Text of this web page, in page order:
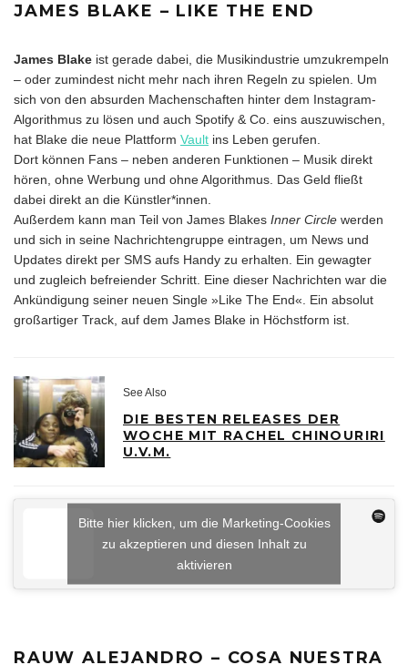
JAMES BLAKE – LIKE THE END
James Blake ist gerade dabei, die Musikindustrie umzukrempeln
– oder zumindest nicht mehr nach ihren Regeln zu spielen. Um
sich von den absurden Machenschaften hinter dem Instagram-
Algorithmus zu lösen und auch Spotify & Co. eins auszuwischen,
hat Blake die neue Plattform Vault ins Leben gerufen.
Dort können Fans – neben anderen Funktionen – Musik direkt
hören, ohne Werbung und ohne Algorithmus. Das Geld fließt
dabei direkt an die Künstler*innen.
Außerdem kann man Teil von James Blakes Inner Circle werden
und sich in seine Nachrichtengruppe eintragen, um News und
Updates direkt per SMS aufs Handy zu erhalten. Ein gewagter
und zugleich befreiender Schritt. Eine dieser Nachrichten war die
Ankündigung seiner neuen Single »Like The End«. Ein absolut
großartiger Track, auf dem James Blake in Höchstform ist.
See Also
DIE BESTEN RELEASES DER
WOCHE MIT RACHEL CHINOURIRI
U.V.M.
Bitte hier klicken, um die Marketing-Cookies
zu akzeptieren und diesen Inhalt zu
aktivieren
RAUW ALEJANDRO – COSA NUESTRA